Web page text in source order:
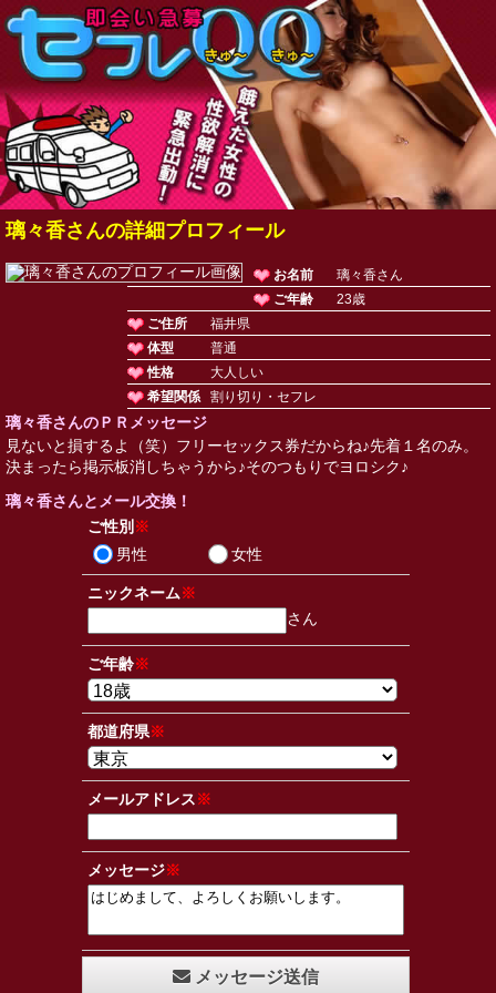
璃々香さんの詳細プロフィール
お名前
璃々香さん
ご年齢
23歳
ご住所
福井県
体型
普通
性格
大人しい
希望関係
割り切り・セフレ
璃々香さんのＰＲメッセージ
見ないと損するよ（笑）フリーセックス券だからね♪先着１名のみ。
決まったら掲示板消しちゃうから♪そのつもりでヨロシク♪
璃々香さんとメール交換！